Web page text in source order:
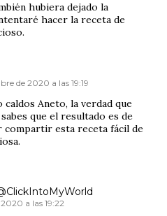
hubiera dejado la
hacer la receta de
de 2020 a las 19:19
Aneto, la verdad que
que el resultado es de
compartir esta receta fácil de
a las 19:22